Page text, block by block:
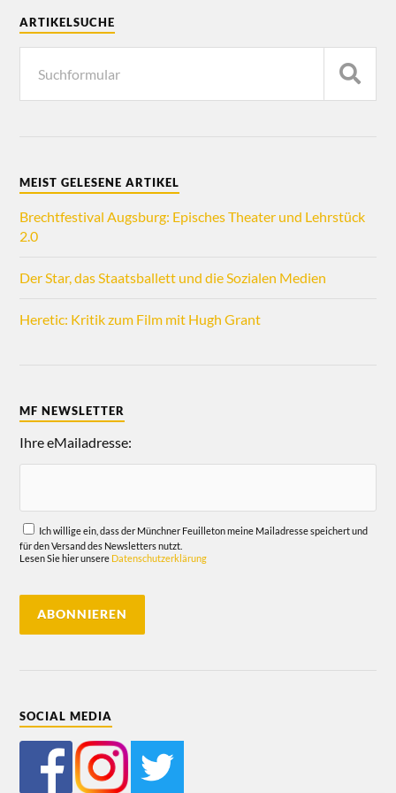
ARTIKELSUCHE
MEIST GELESENE ARTIKEL
Brechtfestival Augsburg: Episches Theater und Lehrstück
2.0
Der Star, das Staatsballett und die Sozialen Medien
Heretic: Kritik zum Film mit Hugh Grant
MF NEWSLETTER
Ihre eMailadresse:
Ich willige ein, dass der Münchner Feuilleton meine Mailadresse speichert und
für den Versand des Newsletters nutzt.
Lesen Sie hier unsere Datenschutzerklärung
SOCIAL MEDIA